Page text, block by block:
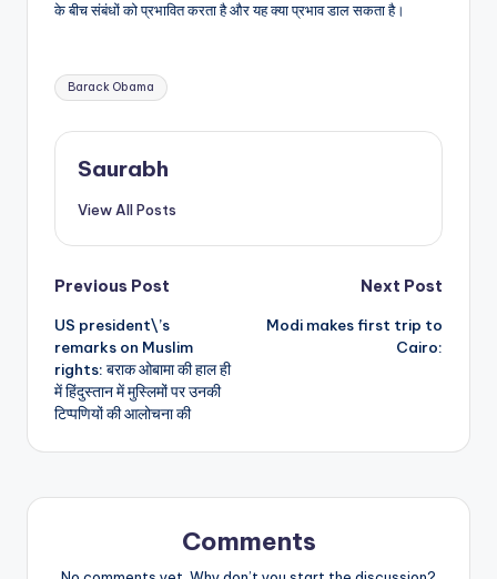
के बीच संबंधों को प्रभावित करता है और यह क्या प्रभाव डाल सकता है।
Tags:
Barack Obama
Saurabh
View All Posts
Post
navigation
Previous Post
US president\’s
remarks on Muslim
rights: बराक ओबामा की हाल ही
में हिंदुस्तान में मुस्लिमों पर उनकी
टिप्पणियों की आलोचना की
Next Post
Modi makes first trip to
Cairo:
Comments